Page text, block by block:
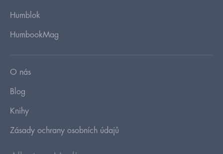
Humblok
HumbookMag
O nás
Blog
Knihy
Zásady ochrany osobních údajů